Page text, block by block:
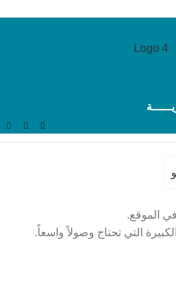
الموقع.
التي تحتاج وصولاً واسعاً.